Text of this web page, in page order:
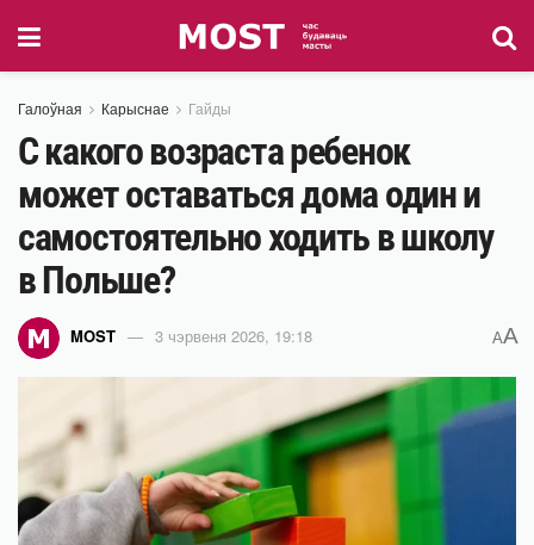
Галоўная Карыснае Гайды
С какого возраста ребенок
может оставаться дома один и
самостоятельно ходить в школу
в Польше?
MOST 3 чэрвеня 2026, 19:18 AA